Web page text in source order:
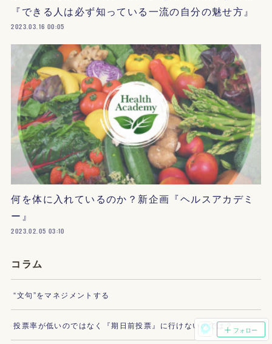
『できる人は必ず知っている一流の自分の魅せ方』
2023.03.16 00:05
何を体に入れているのか？新企画『ヘルスアカデミ
ー』
2023.02.05 03:10
コラム
“文句”をマネジメントする
投票率が低いのではなく『期日前投票』に行けないのでは？フォロー